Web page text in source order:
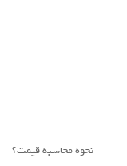
نحوه محاسبه قیمت؟